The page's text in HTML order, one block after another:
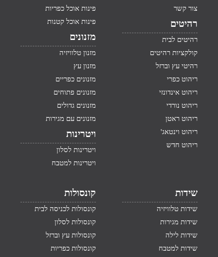
צור קשר
רהיטים
רהיטים לבית
קולקציות רהיטים
רהיטי עץ וברזל
ריהוט כפרי
ריהוט אינדונזי
ריהוט נורדי
ריהוט ראטן
ריהוט וינטאג'
ריהוט חדש
פינות אוכל כפריות
פינות אוכל קטנות
מזנונים
מזנון טלוויזיה
מזנון עץ
מזנונים כפריים
מזנונים פתוחים
מזנונים גדולים
מזנונים עם מגירות
ויטרינות
ויטרינות לסלון
ויטרינות למטבח
שידות
שידות טלוויזיה
שידות מגירות
שידות לילה
שידות למטבח
קונסולות
קונסולות לכניסה לבית
קונסולות לסלון
קונסולות עץ וברזל
קונסולות כפריות